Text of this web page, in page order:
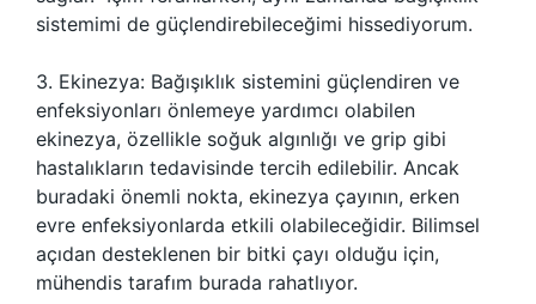
sistemimi de güçlendirebileceğimi hissediyorum.
3. Ekinezya: Bağışıklık sistemini güçlendiren ve
enfeksiyonları önlemeye yardımcı olabilen
ekinezya, özellikle soğuk algınlığı ve grip gibi
hastalıkların tedavisinde tercih edilebilir. Ancak
buradaki önemli nokta, ekinezya çayının, erken
evre enfeksiyonlarda etkili olabileceğidir. Bilimsel
açıdan desteklenen bir bitki çayı olduğu için,
mühendis tarafım burada rahatlıyor.